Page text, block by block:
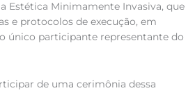
Estética Minimamente Invasiva, que
e protocolos de execução, em
único participante representante do
de uma cerimônia dessa